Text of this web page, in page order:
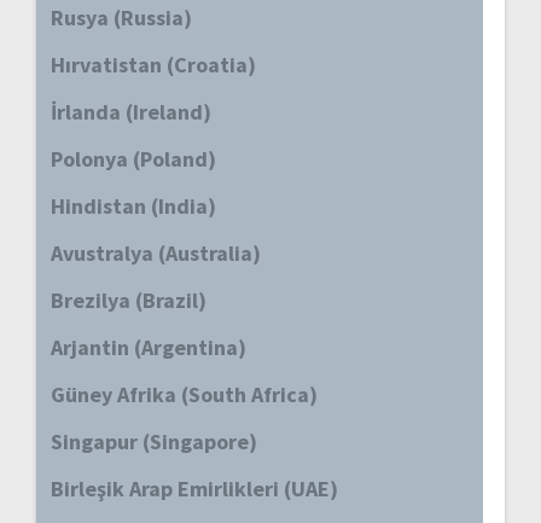
Rusya (Russia)
Hırvatistan (Croatia)
İrlanda (Ireland)
Polonya (Poland)
Hindistan (India)
Avustralya (Australia)
Brezilya (Brazil)
Arjantin (Argentina)
Güney Afrika (South Africa)
Singapur (Singapore)
Birleşik Arap Emirlikleri (UAE)